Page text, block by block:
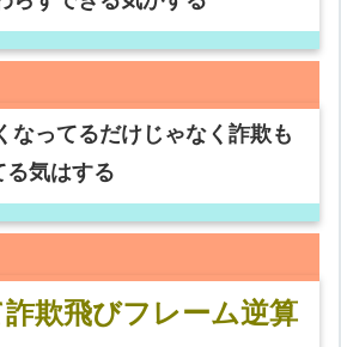
なってるだけじゃなく詐欺も
る気はする
欺飛びフレーム逆算